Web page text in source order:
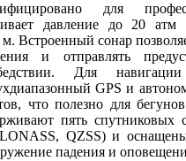
для
давление до 20 атм
Встроенный сонар
и отправлять
Для
GPS и
что полезно для
пять спутниковых
QZSS) и
падения и